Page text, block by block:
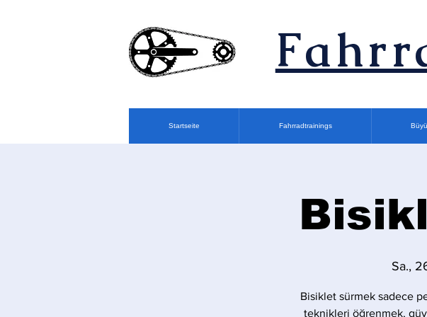
Startseite Fahrradtrainings
Sa.,
Bisiklet sürmek sadece
teknikleri öğrenmek,